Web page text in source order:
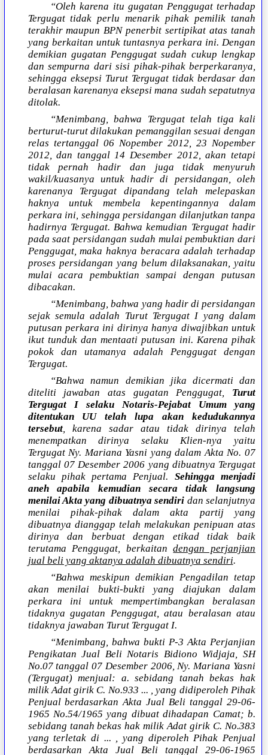
“Oleh karena itu gugatan Penggugat terhadap
Tergugat tidak perlu menarik pihak pemilik tanah
terakhir maupun BPN penerbit sertipikat atas tanah
yang berkaitan untuk tuntasnya perkara ini. Dengan
demikian gugatan Penggugat sudah cukup lengkap
dan sempurna dari sisi pihak-pihak berperkaranya,
sehingga eksepsi Turut Tergugat tidak berdasar dan
beralasan karenanya eksepsi mana sudah sepatutnya
ditolak.
“Menimbang, bahwa Tergugat telah tiga kali
berturut-turut dilakukan pemanggilan sesuai dengan
relas tertanggal 06 Nopember 2012, 23 Nopember
2012, dan tanggal 14 Desember 2012, akan tetapi
tidak pernah hadir dan juga tidak menyuruh
wakil/kuasanya untuk hadir di persidangan, oleh
karenanya Tergugat dipandang telah melepaskan
haknya untuk membela kepentingannya dalam
perkara ini, sehingga persidangan dilanjutkan tanpa
hadirnya Tergugat. Bahwa kemudian Tergugat hadir
pada saat persidangan sudah mulai pembuktian dari
Penggugat, maka haknya beracara adalah terhadap
proses persidangan yang belum dilaksanakan, yaitu
mulai acara pembuktian sampai dengan putusan
dibacakan.
“Menimbang, bahwa yang hadir di persidangan
sejak semula adalah Turut Tergugat I yang dalam
putusan perkara ini dirinya hanya diwajibkan untuk
ikut tunduk dan mentaati putusan ini. Karena pihak
pokok dan utamanya adalah Penggugat dengan
Tergugat.
“Bahwa namun demikian jika dicermati dan
diteliti jawaban atas gugatan Penggugat, Turut
Tergugat I selaku Notaris-Pejabat Umum yang
ditentukan UU telah lupa akan kedudukannya
tersebut, karena sadar atau tidak dirinya telah
menempatkan dirinya selaku Klien-nya yaitu
Tergugat Ny. Mariana Yasni yang dalam Akta No. 07
tanggal 07 Desember 2006 yang dibuatnya Tergugat
selaku pihak pertama Penjual. Sehingga menjadi
aneh apabila kemudian secara tidak langsung
menilai Akta yang dibuatnya sendiri dan selanjutnya
menilai pihak-pihak dalam akta partij yang
dibuatnya dianggap telah melakukan penipuan atas
dirinya dan berbuat dengan etikad tidak baik
terutama Penggugat, berkaitandengan perjanjian
jual beli yang aktanya adalah dibuatnya sendiri.
“Bahwa meskipun demikian Pengadilan tetap
akan menilai bukti-bukti yang diajukan dalam
perkara ini untuk mempertimbangkan beralasan
tidaknya gugatan Penggugat, atau beralasan atau
tidaknya jawaban Turut Tergugat I.
“Menimbang, bahwa bukti P-3 Akta Perjanjian
Pengikatan Jual Beli Notaris Bidiono Widjaja, SH
No.07 tanggal 07 Desember 2006, Ny. Mariana Yasni
(Tergugat) menjual: a. sebidang tanah bekas hak
milik Adat girik C. No.933 ... , yang didiperoleh Pihak
Penjual berdasarkan Akta Jual Beli tanggal 29-06-
1965 No.54/1965 yang dibuat dihadapan Camat; b.
sebidang tanah bekas hak milik Adat girik C. No.383
yang terletak di ... , yang diperoleh Pihak Penjual
berdasarkan Akta Jual Beli tanggal 29-06-1965